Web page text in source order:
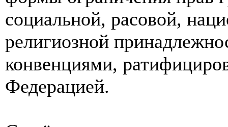
социальной, расовой,
религиозной
конвенциями,
Федерацией.